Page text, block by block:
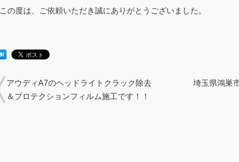
この度は、ご依頼いただき誠にありがとうございました。
アウディA7のヘッドライトクラック除去
＆プロテクションフィルム施工です！！
埼玉県鴻巣